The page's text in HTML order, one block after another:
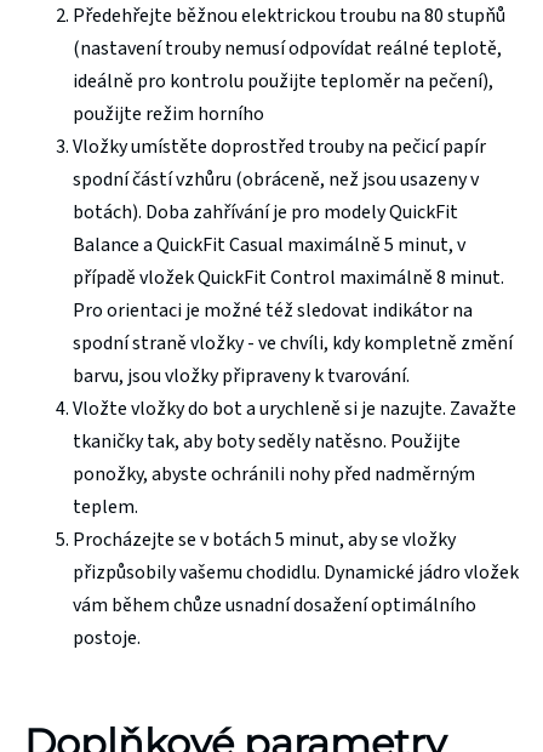
Předehřejte běžnou elektrickou troubu na 80 stupňů
(nastavení trouby nemusí odpovídat reálné teplotě,
ideálně pro kontrolu použijte teploměr na pečení),
použijte režim horního
Vložky umístěte doprostřed trouby na pečicí papír
spodní částí vzhůru (obráceně, než jsou usazeny v
botách). Doba zahřívání je pro modely QuickFit
Balance a QuickFit Casual maximálně 5 minut, v
případě vložek QuickFit Control maximálně 8 minut.
Pro orientaci je možné též sledovat indikátor na
spodní straně vložky - ve chvíli, kdy kompletně změní
barvu, jsou vložky připraveny k tvarování.
Vložte vložky do bot a urychleně si je nazujte. Zavažte
tkaničky tak, aby boty seděly natěsno. Použijte
ponožky, abyste ochránili nohy před nadměrným
teplem.
Procházejte se v botách 5 minut, aby se vložky
přizpůsobily vašemu chodidlu. Dynamické jádro vložek
vám během chůze usnadní dosažení optimálního
postoje.